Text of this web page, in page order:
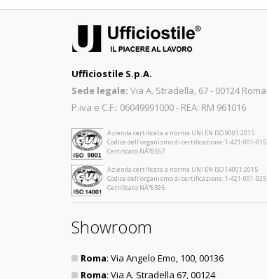
Ufficiostile S.p.A.
Sede legale: Via A. Stradella, 67 - 00124 Roma
P.iva e C.F.: 06049991000 - REA: RM 961016
Azienda certificata a norma UNI EN ISO 9001:2015
Codice dell'organismo di certificazione: 1-421-001-015
Certificato NÂ°8557
Azienda certificata a norma UNI EN ISO 14001:2015
Codice dell'organismo di certificazione: 1-421-001-025
Certificato NÂ°6595
Showroom
Roma: Via Angelo Emo, 100, 00136
Roma: Via A. Stradella 67, 00124